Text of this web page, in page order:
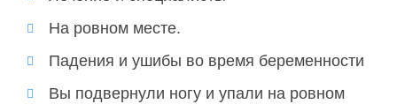
На ровном месте.
Падения и ушибы во время беременности
Вы подвернули ногу и упали на ровном